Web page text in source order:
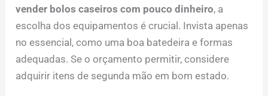
vender bolos caseiros com pouco dinheiro, a
escolha dos equipamentos é crucial. Invista apenas
no essencial, como uma boa batedeira e formas
adequadas. Se o orçamento permitir, considere
adquirir itens de segunda mão em bom estado.